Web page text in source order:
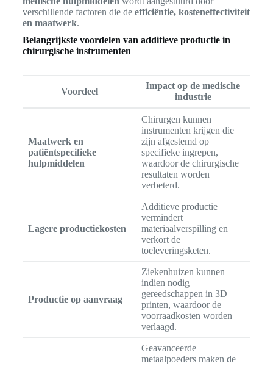
verschillende factoren die de efficiëntie, kosteneffectiviteit
en maatwerk.
Belangrijkste voordelen van additieve productie in
chirurgische instrumenten
Voordeel
Impact op de medische
industrie
Maatwerk en
patiëntspecifieke
hulpmiddelen
Chirurgen kunnen
instrumenten krijgen die
zijn afgestemd op
specifieke ingrepen,
waardoor de chirurgische
resultaten worden
verbeterd.
Lagere productiekosten
Additieve productie
vermindert
materiaalverspilling en
verkort de
toeleveringsketen.
Productie op aanvraag
Ziekenhuizen kunnen
indien nodig
gereedschappen in 3D
printen, waardoor de
voorraadkosten worden
verlaagd.
Geavanceerde
metaalpoeders maken de